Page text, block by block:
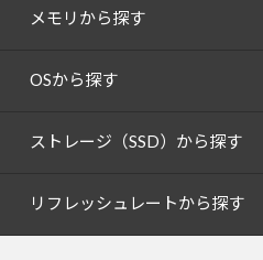
メモリから探す
OSから探す
ストレージ（SSD）から探す
リフレッシュレートから探す